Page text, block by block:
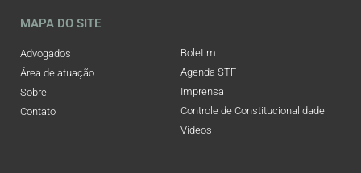
MAPA DO SITE
Advogados
Área de atuação
Sobre
Contato
Boletim
Agenda STF
Imprensa
Controle de Constitucionalidade
Vídeos